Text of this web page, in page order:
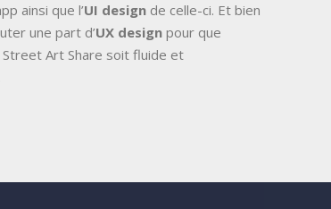
ainsi que l’UI design de celle-ci. Et bien
une part d’UX design pour que
Street Art Share soit fluide et